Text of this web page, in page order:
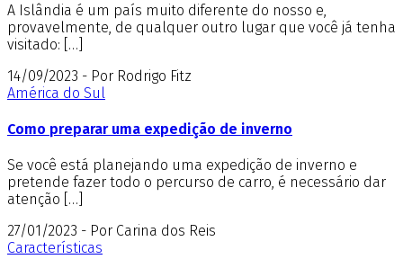
A Islândia é um país muito diferente do nosso e,
provavelmente, de qualquer outro lugar que você já tenha
visitado: […]
14/09/2023 - Por Rodrigo Fitz
América do Sul
Como preparar uma expedição de inverno
Se você está planejando uma expedição de inverno e
pretende fazer todo o percurso de carro, é necessário dar
atenção […]
27/01/2023 - Por Carina dos Reis
Características